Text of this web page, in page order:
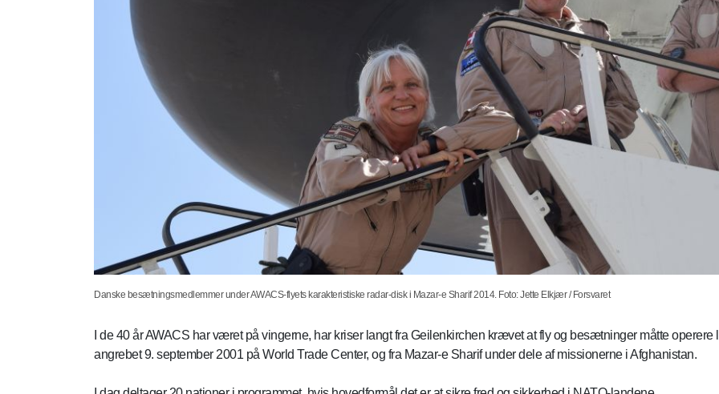
Danske besætningsmedlemmer under AWACS-flyets karakteristiske radar-disk i Mazar-e Sharif 2014. Foto: Jette Elkjær / Forsvaret
I de 40 år AWACS har været på vingerne, har kriser langt fra Geilenkirchen krævet at fly og besætninger måtte
angrebet 9. september 2001 på World Trade Center, og fra Mazar-e Sharif under dele af missionerne i Afghanistan.